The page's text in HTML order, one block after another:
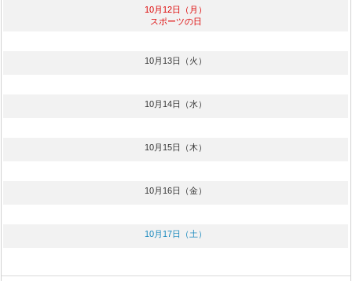
10月12日（月）
スポーツの日
10月13日（火）
10月14日（水）
10月15日（木）
10月16日（金）
10月17日（土）